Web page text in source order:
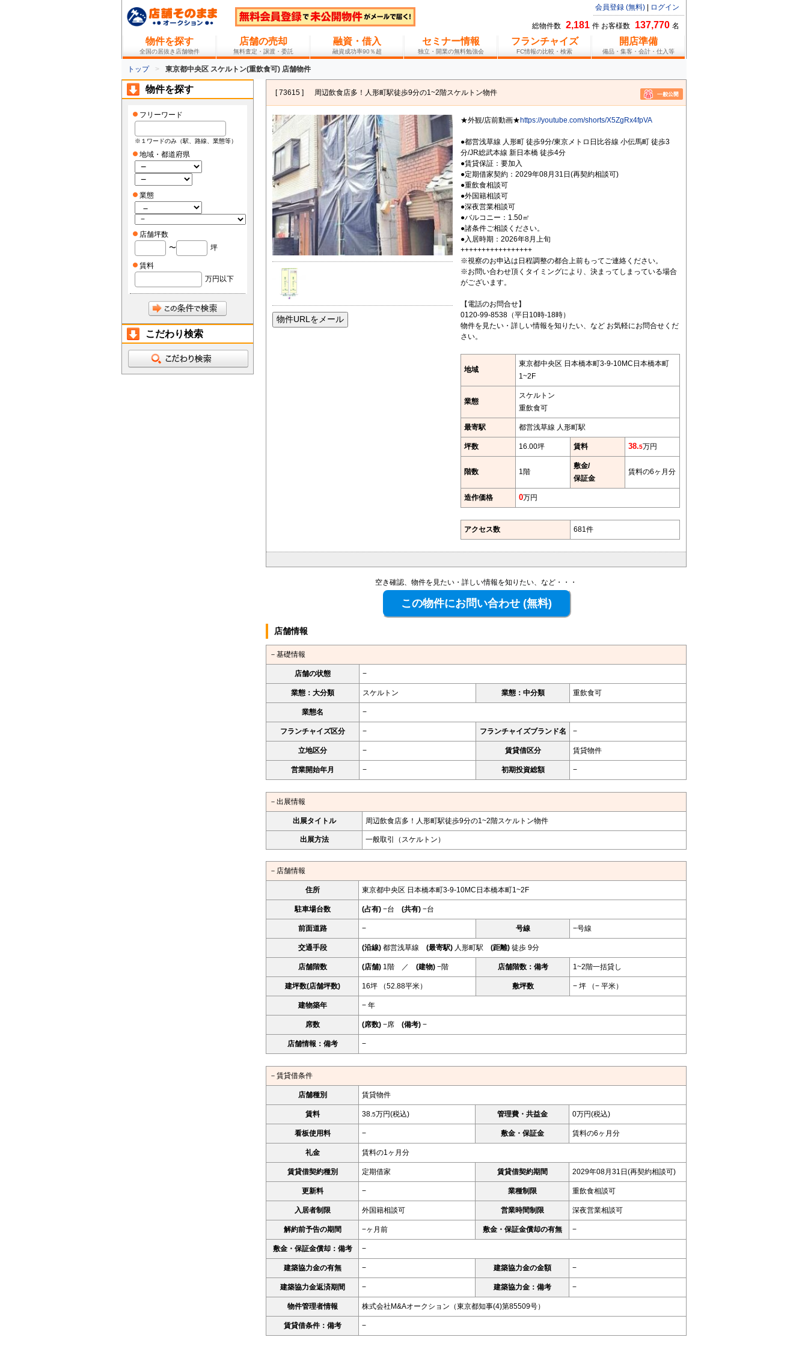
会員登録 (無料) ログイン
総物件数 2,181 件 お客様数 137,770 名
物件を探す
全国の居抜き店舗物件
店舗の売却
無料査定・譲渡・委託
融資・借入
融資成功率90％超
セミナー情報
独立・開業の無料勉強会
フランチャイズ
FC情報の比較・検索
開店準備
備品・集客・会計・仕入等
トップ 東京都中央区 スケルトン(重飲食可) 店舗物件
[ 73615 ] 周辺飲食店多！人形町駅徒歩9分の1~2階スケルトン物件
★外観/店前動画★https://youtube.com/shorts/X5ZgRx4fpVA
●都営浅草線 人形町 徒歩9分/東京メトロ日比谷線 小伝馬町 徒歩3
分/JR総武本線 新日本橋 徒歩4分
●賃貸保証：要加入
●定期借家契約：2029年08月31日(再契約相談可)
●重飲食相談可
●外国籍相談可
●深夜営業相談可
●バルコニー：1.50㎡
●諸条件ご相談ください。
●入居時期：2026年8月上旬
+++++++++++++++++
※視察のお申込は日程調整の都合上前もってご連絡ください。
※お問い合わせ頂くタイミングにより、決まってしまっている場合
がございます。
【電話のお問合せ】
0120-99-8538（平日10時-18時）
物件を見たい・詳しい情報を知りたい、など お気軽にお問合せくだ
さい。
地域
東京都中央区 日本橋本町3-9-10MC日本橋本町
1~2F
業態
スケルトン
重飲食可
最寄駅 都営浅草線 人形町駅
坪数 16.00坪 賃料 38.5万円
階数 1階
敷金/
保証金
賃料の6ヶ月分
造作価格 0万円
アクセス数 681件
空き確認、物件を見たい・詳しい情報を知りたい、など・・・
店舗情報
－基礎情報
店舗の状態 −
業態：大分類 スケルトン 業態：中分類 重飲食可
業態名 −
フランチャイズ区分 − フランチャイズブランド名 −
立地区分 − 賃貸借区分 賃貸物件
営業開始年月 − 初期投資総額 −
－出展情報
出展タイトル 周辺飲食店多！人形町駅徒歩9分の1~2階スケルトン物件
出展方法 一般取引（スケルトン）
－店舗情報
住所 東京都中央区 日本橋本町3-9-10MC日本橋本町1~2F
駐車場台数 (占有) −台 (共有) −台
前面道路 − 号線 −号線
交通手段 (沿線) 都営浅草線 (最寄駅) 人形町駅 (距離) 徒歩 9分
店舗階数 (店舗) 1階 ／ (建物) −階 店舗階数：備考 1~2階一括貸し
建坪数(店舗坪数) 16坪 （52.88平米） 敷坪数 − 坪 （− 平米）
建物築年 − 年
席数 (席数) −席 (備考) −
店舗情報：備考 −
－賃貸借条件
店舗種別 賃貸物件
賃料 38. 5万円(税込) 管理費・共益金 0万円(税込)
看板使用料 − 敷金・保証金 賃料の6ヶ月分
礼金 賃料の1ヶ月分
賃貸借契約種別 定期借家 賃貸借契約期間 2029年08月31日(再契約相談可)
更新料 − 業種制限 重飲食相談可
入居者制限 外国籍相談可 営業時間制限 深夜営業相談可
解約前予告の期間 −ヶ月前 敷金・保証金償却の有無 −
敷金・保証金償却：備考 −
建築協力金の有無 − 建築協力金の金額 −
建築協力金返済期間 − 建築協力金：備考 −
物件管理者情報 株式会社M&Aオークション（東京都知事(4)第85509号）
賃貸借条件：備考 −
物件を探す
フリーワード
※１ワードのみ（駅、路線、業態等）
地域・都道府県
業態
店舗坪数
〜
坪
賃料
万円以下
こだわり検索